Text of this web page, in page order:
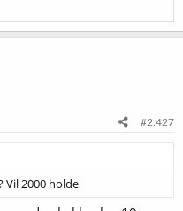
#2.427
2000 holde